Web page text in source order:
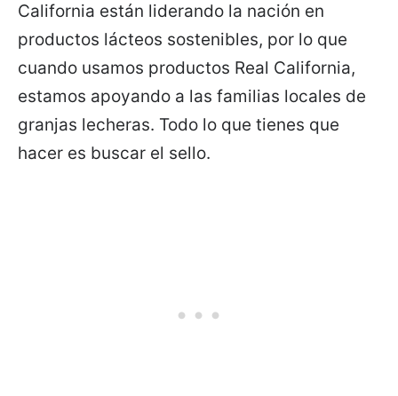
California están liderando la nación en
productos lácteos sostenibles, por lo que
cuando usamos productos Real California,
estamos apoyando a las familias locales de
granjas lecheras. Todo lo que tienes que
hacer es buscar el sello.